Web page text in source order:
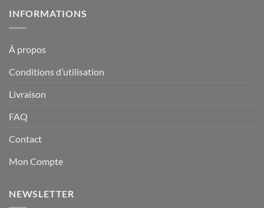
INFORMATIONS
À propos
Conditions d’utilisation
Livraison
FAQ
Contact
Mon Compte
NEWSLETTER